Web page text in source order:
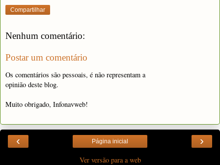
Compartilhar
Nenhum comentário:
Postar um comentário
Os comentários são pessoais, é não representam a
opinião deste blog.
Muito obrigado, Infonavweb!
‹ ›
Página inicial
Ver versão para a web